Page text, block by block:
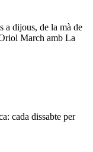
a dijous, de la mà de
March amb La
cada dissabte per